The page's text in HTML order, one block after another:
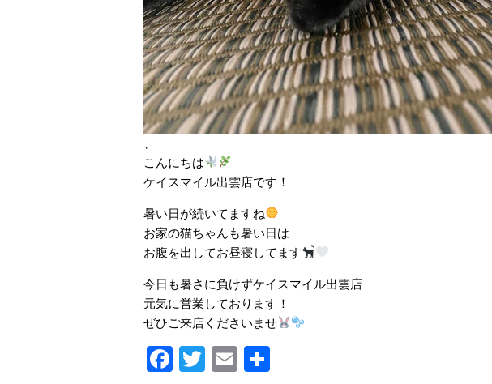
こんにちは
ケイスマイル出雲店です！
暑い日が続いてますね
お家の猫ちゃんも暑い日は
お腹を出してお昼寝してます
今日も暑さに負けずケイスマイル出雲店
元気に営業しております！
ぜひご来店くださいませ
Facebook
TwitterEmail